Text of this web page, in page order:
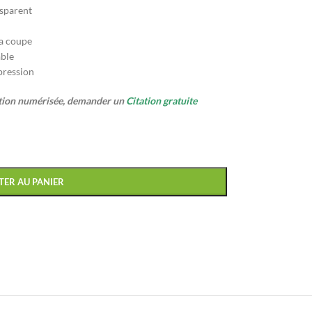
coupe
numérisée, demander unCitation gratuite
AU PANIER